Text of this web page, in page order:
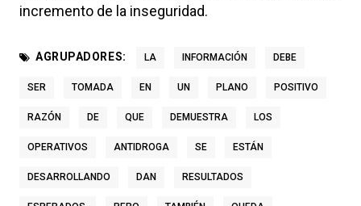
incremento de la inseguridad.
AGRUPADORES: LA INFORMACIÓN DEBE
SER TOMADA EN UN PLANO POSITIVO
RAZÓN DE QUE DEMUESTRA LOS
OPERATIVOS ANTIDROGA SE ESTÁN
DESARROLLANDO DAN RESULTADOS